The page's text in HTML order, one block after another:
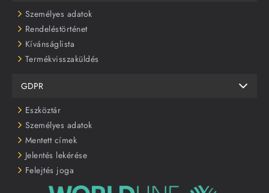
Személyes adatok
Rendeléstörténet
Kívánságlista
Termékvisszaküldés
GDPR
Eszköztár
Személyes adatok
Mentett címek
Jelentés lekérése
Felejtés joga